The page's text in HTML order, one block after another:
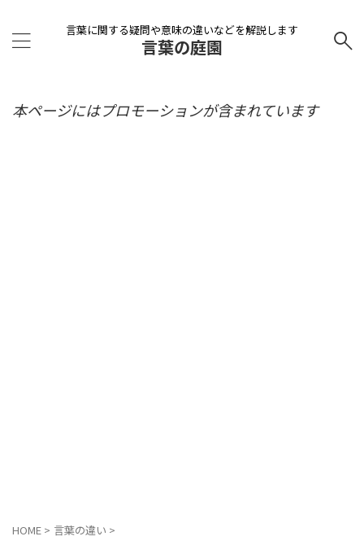
言葉に関する疑問や意味の違いなどを解説します
言葉の庭園
本ページにはプロモーションが含まれています
HOME > 言葉の違い >